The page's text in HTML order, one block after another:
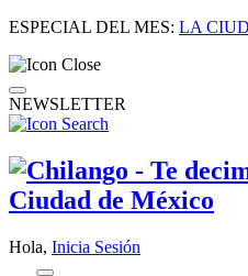
ESPECIAL DEL MES: LA
NEWSLETTER
Hola, Inicia Sesión